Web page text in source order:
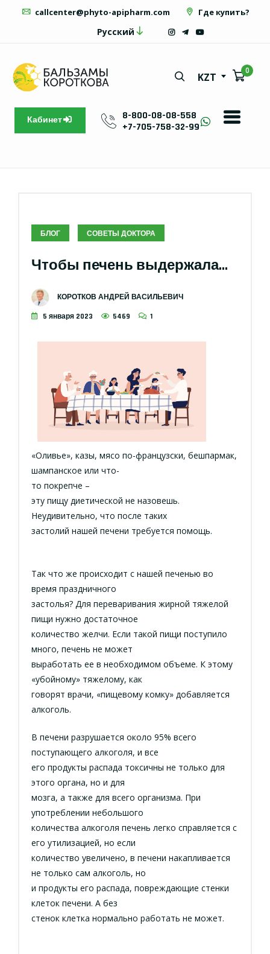
callcenter@phyto-apipharm.com Где купить?
Русский
KZT
0
Кабинет
8-800-08-08-558
+7-705-758-32-99
БЛОГ СОВЕТЫ ДОКТОРА
Чтобы печень выдержала…
КОРОТКОВ АНДРЕЙ ВАСИЛЬЕВИЧ
5 января 2023 5469 1
«Оливье», казы, мясо по-французски, бешпармак,
шампанское или что-
то покрепче –
эту пищу диетической не назовешь.
Неудивительно, что после таких
застолий нашей печени требуется помощь.
Так что же происходит с нашей печенью во
время праздничного
застолья? Для переваривания жирной тяжелой
пищи нужно достаточное
количество желчи. Если такой пищи поступило
много, печень не может
выработать ее в необходимом объеме. К этому
«убойному» тяжелому, как
говорят врачи, «пищевому комку» добавляется
алкоголь.
В печени разрушается около 95% всего
поступающего алкоголя, и все
его продукты распада токсичны не только для
этого органа, но и для
мозга, а также для всего организма. При
употреблении небольшого
количества алкоголя печень легко справляется с
его утилизацией, но если
количество увеличено, в печени накапливается
не только сам алкоголь, но
и продукты его распада, повреждающие стенки
клеток печени. А без
стенок клетка нормально работать не может.